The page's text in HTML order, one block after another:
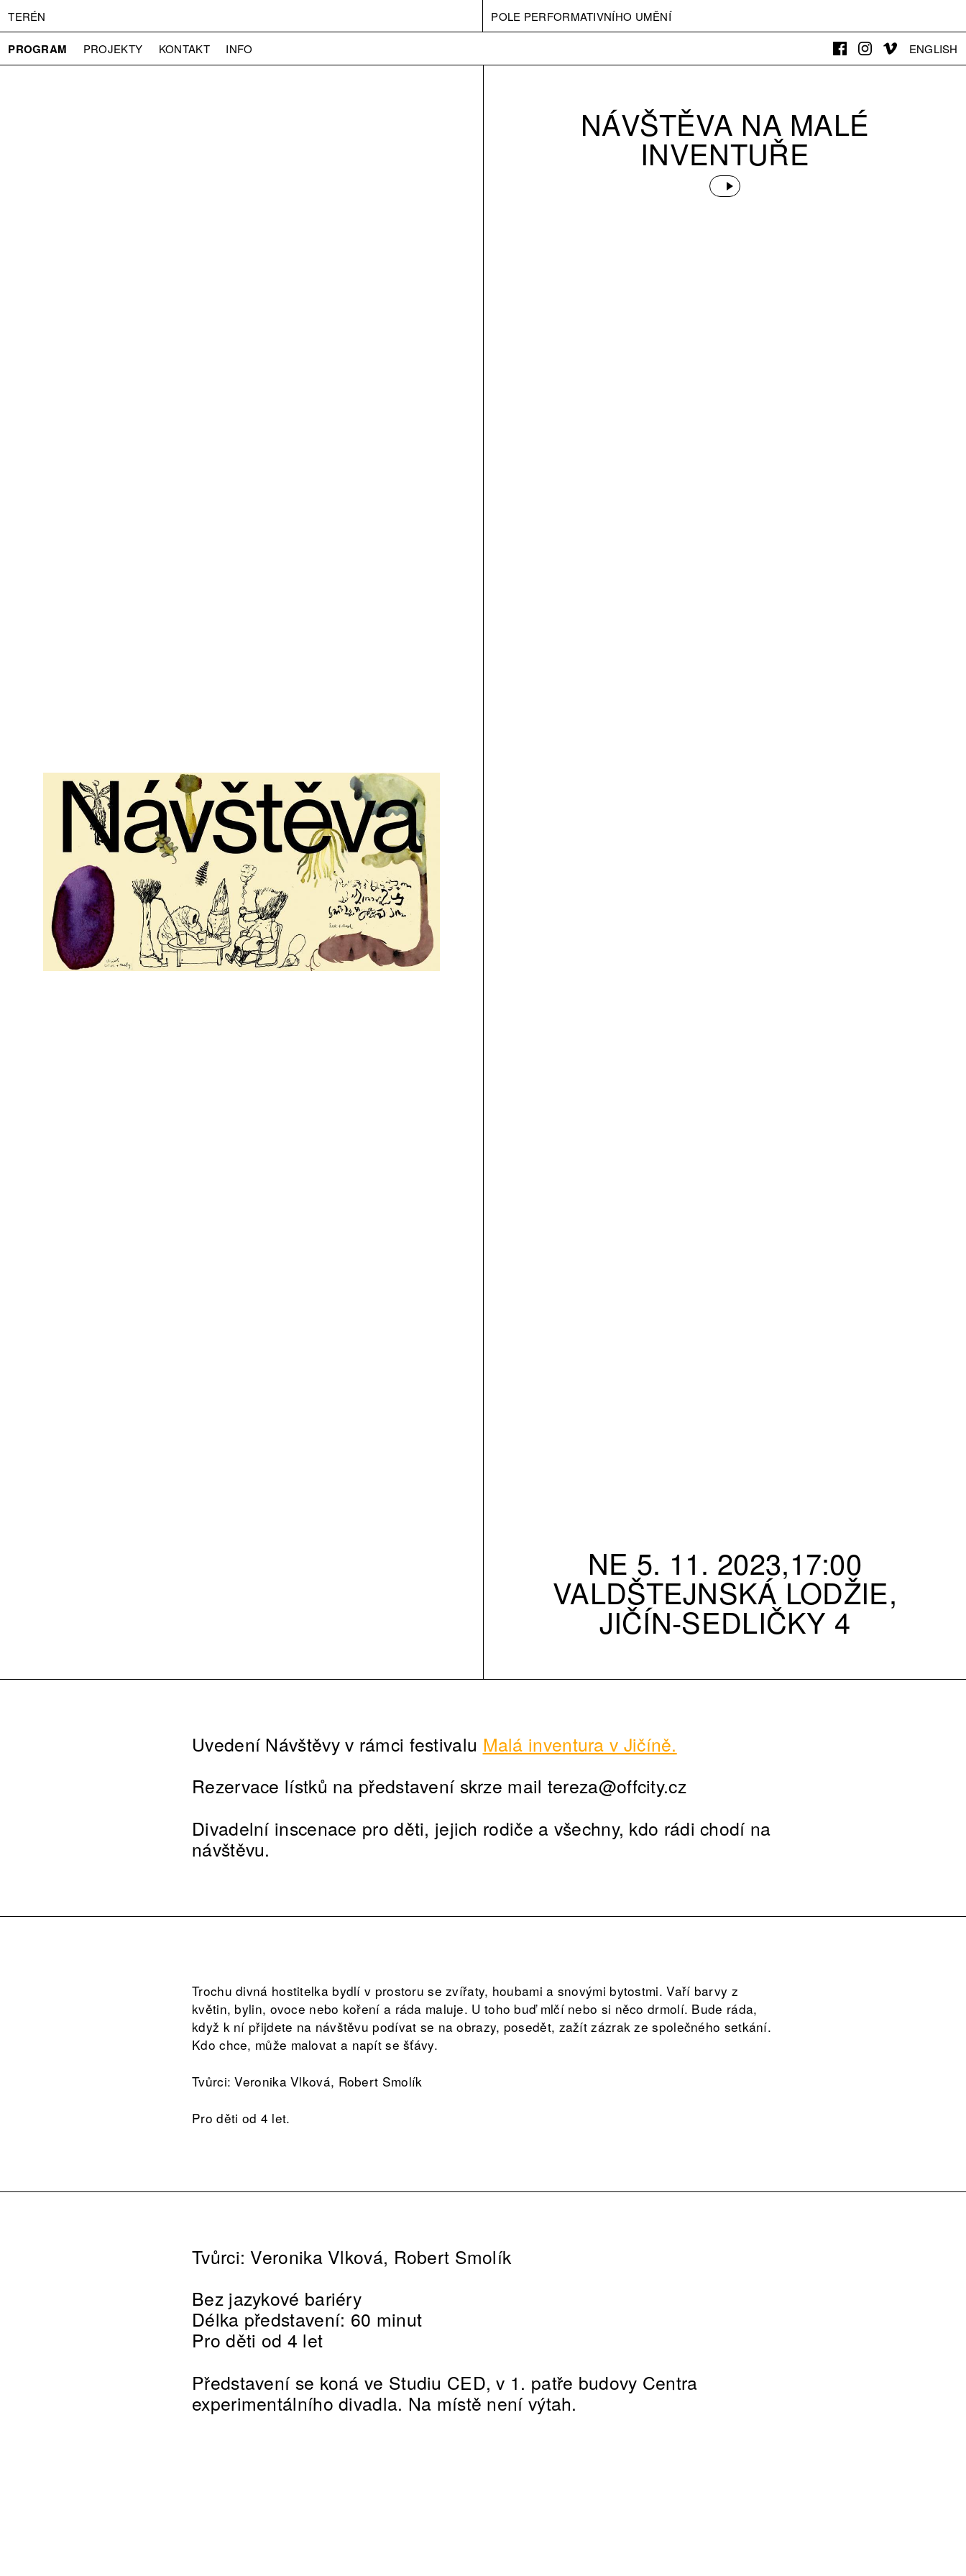
TERÉN POLE PERFORMATIVNÍHO UMĚNÍ
PROGRAM PROJEKTY KONTAKT
INFO
ENGLISH
NÁVŠTĚVA NA MALÉ
INVENTUŘE
NE 5. 11. 2023,17:00
VALDŠTEJNSKÁ LODŽIE,
JIČÍN-SEDLIČKY 4
Uvedení Návštěvy v rámci festivalu Malá inventura v Jičíně.
Rezervace lístků na představení skrze mail tereza@offcity.cz
Divadelní inscenace pro děti, jejich rodiče a všechny, kdo rádi chodí na
návštěvu.
Trochu divná hostitelka bydlí v prostoru se zvířaty, houbami a snovými bytostmi. Vaří barvy z
květin, bylin, ovoce nebo koření a ráda maluje. U toho buď mlčí nebo si něco drmolí. Bude ráda,
když k ní přijdete na návštěvu podívat se na obrazy, posedět, zažít zázrak ze společného setkání.
Kdo chce, může malovat a napít se šťávy.
Tvůrci: Veronika Vlková, Robert Smolík
Pro děti od 4 let.
Tvůrci: Veronika Vlková, Robert Smolík
Bez jazykové bariéry
Délka představení: 60 minut
Pro děti od 4 let
Představení se koná ve Studiu CED, v 1. patře budovy Centra
experimentálního divadla. Na místě není výtah.